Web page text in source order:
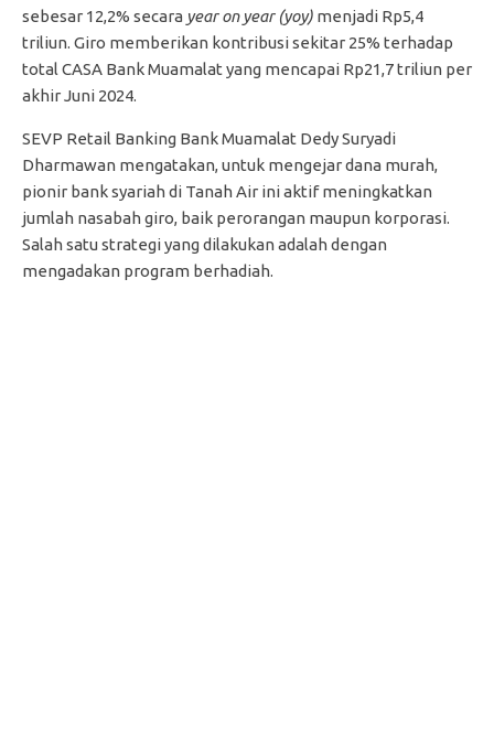
sebesar 12,2% secara year on year (yoy) menjadi Rp5,4
triliun. Giro memberikan kontribusi sekitar 25% terhadap
total CASA Bank Muamalat yang mencapai Rp21,7 triliun per
akhir Juni 2024.
SEVP Retail Banking Bank Muamalat Dedy Suryadi
Dharmawan mengatakan, untuk mengejar dana murah,
pionir bank syariah di Tanah Air ini aktif meningkatkan
jumlah nasabah giro, baik perorangan maupun korporasi.
Salah satu strategi yang dilakukan adalah dengan
mengadakan program berhadiah.